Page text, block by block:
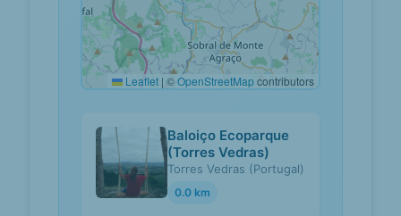
Leaflet | ©OpenStreetMapcontributors
Baloiço Ecoparque
(Torres Vedras)
Torres Vedras (Portugal)
0.0 km